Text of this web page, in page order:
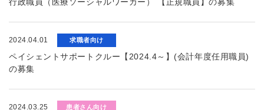
2024.04.01 求職者向け
ペイシェントサポートクルー【2024.4～】(会計年度任用職員)
の募集
2024.03.25 患者さん向け